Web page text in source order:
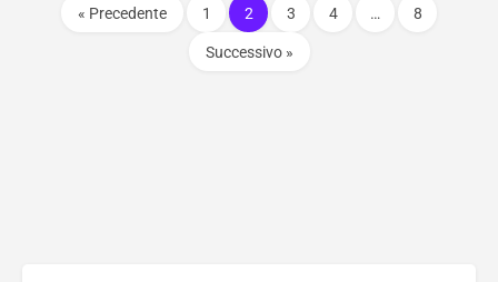
« Precedente 1 2 3 4 … 8
Successivo »